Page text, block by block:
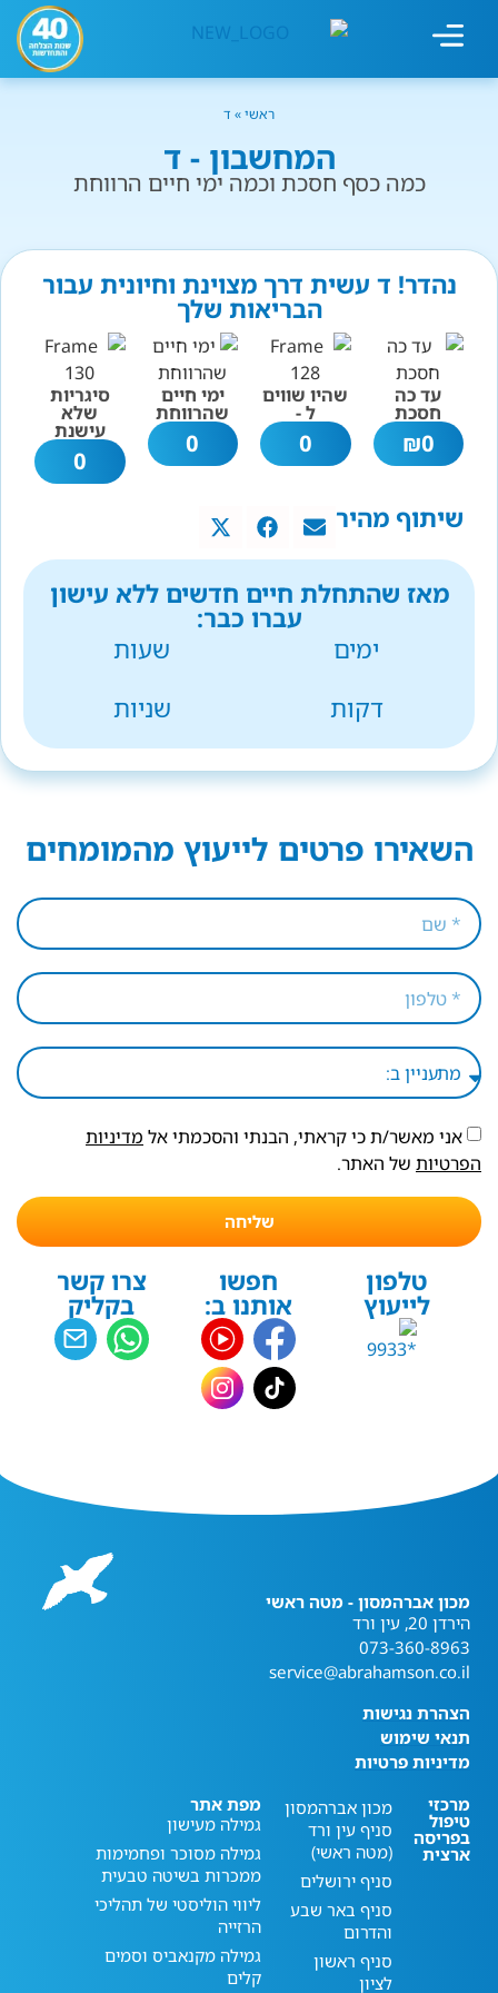
ראשי» ד
המחשבון - ד
כמה כסף חסכת וכמה ימי חיים הרווחת
נהדר! ד עשית דרך מצוינת וחיונית עבור
הבריאות שלך
עד כה
חסכת
0
₪
שהיו שווים
ל -
0
ימי חיים
שהרווחת
0
סיגריות
שלא
עישנת
0
שיתוף מהיר
מאז שהתחלת חיים חדשים ללא עישון
עברו כבר:
ימים
שעות
דקות
שניות
השאירו פרטים לייעוץ מהמומחים
אני מאשר/ת כי קראתי, הבנתי והסכמתי אל מדיניות
הפרטיות של האתר.
שליחה
טלפון
לייעוץ
חפשו
אותנו ב:
צרו קשר
בקליק
מכון אברהמסון - מטה ראשי
הירדן 20, עין ורד
073-360-8963
service@abrahamson.co.il
הצהרת נגישות
תנאי שימוש
מדיניות פרטיות
מרכזי
טיפול
בפריסה
ארצית
מכון אברהמסון
סניף עין ורד
(מטה ראשי)
סניף ירושלים
סניף באר שבע
והדרום
סניף ראשון
לציון
מפת אתר
גמילה מעישון
גמילה מסוכר ופחמימות
ממכרות בשיטה טבעית
ליווי הוליסטי של תהליכי
הרזייה
גמילה מקנאביס וסמים
קלים